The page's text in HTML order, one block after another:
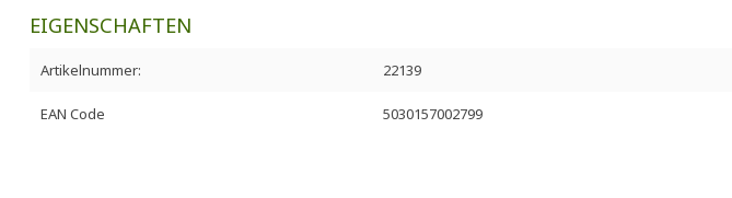
EIGENSCHAFTEN
Artikelnummer: 22139
EAN Code 5030157002799